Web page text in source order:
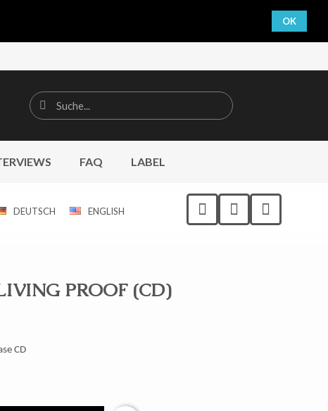
OK
FAQ LABEL
DEUTSCH ENGLISH
PROOF (CD)
CD